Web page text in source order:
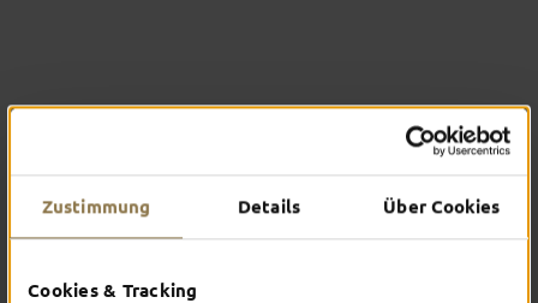
Zustimmung Details Über Cookies
Cookies & Tracking
Das erlebst du nur in Fulda